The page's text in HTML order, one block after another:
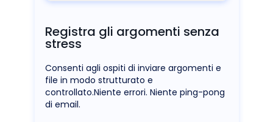
Registra gli argomenti senza
stress
Consenti agli ospiti di inviare argomenti e
file in modo strutturato e
controllato.Niente errori. Niente ping-pong
di email.